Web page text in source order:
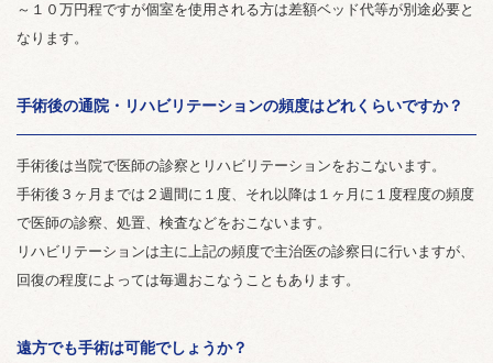
～１０万円程ですが個室を使用される方は差額ベッド代等が別途必要と
なります。
手術後の通院・リハビリテーションの頻度はどれくらいですか？
手術後は当院で医師の診察とリハビリテーションをおこないます。
手術後３ヶ月までは２週間に１度、それ以降は１ヶ月に１度程度の頻度
で医師の診察、処置、検査などをおこないます。
リハビリテーションは主に上記の頻度で主治医の診察日に行いますが、
回復の程度によっては毎週おこなうこともあります。
遠方でも手術は可能でしょうか？